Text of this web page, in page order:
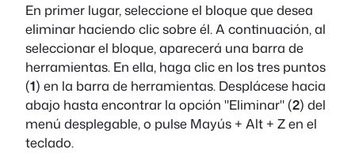
En primer lugar, seleccione el bloque que desea
eliminar haciendo clic sobre él. A continuación, al
seleccionar el bloque, aparecerá una barra de
herramientas. En ella, haga clic en los tres puntos
(1) en la barra de herramientas. Desplácese hacia
abajo hasta encontrar la opción "Eliminar" (2) del
menú desplegable, o pulse Mayús + Alt + Z en el
teclado.